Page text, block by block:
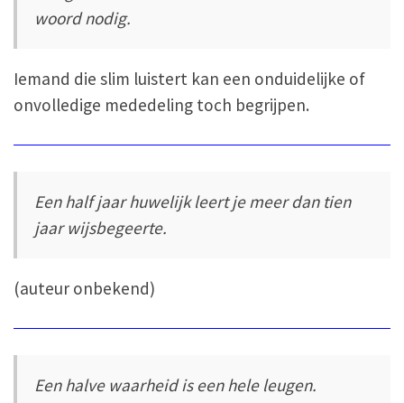
woord nodig.
Iemand die slim luistert kan een onduidelijke of
onvolledige mededeling toch begrijpen.
Een half jaar huwelijk leert je meer dan tien
jaar wijsbegeerte.
(auteur onbekend)
Een halve waarheid is een hele leugen.